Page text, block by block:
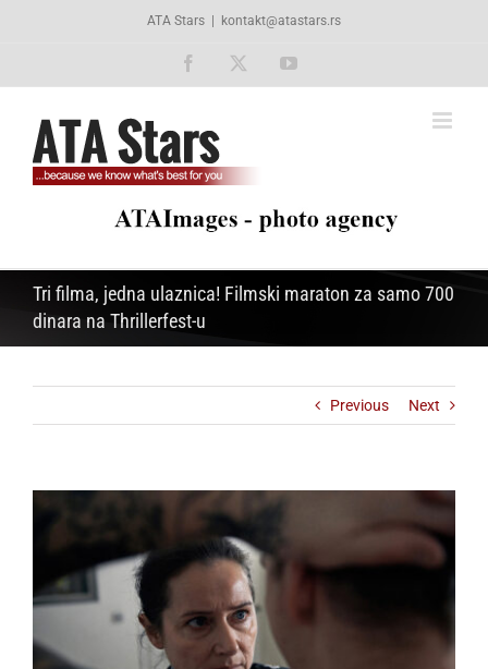
ATA Stars kontakt@atastars.rs
Facebook YouTube
Tri filma, jedna ulaznica! Filmski maraton za samo 700
dinara na Thrillerfest-u
Previous Next
Larger
Image